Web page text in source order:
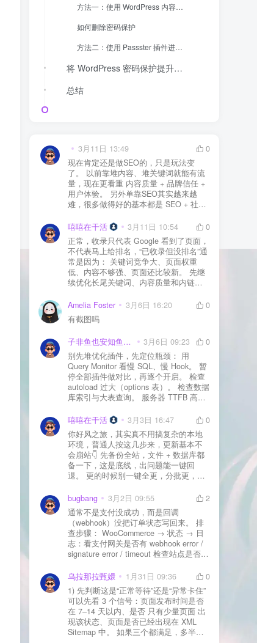
方法一：使用 WordPress 内容编辑器实现密码保护
如何删除密码保护
方法二：使用 Passster 插件进行高级密码保护
将 WordPress 密码保护提升到新水平
总结
3月11日 13:49
0
现在肯定还是做SEO的，只是玩法变
了。 以前靠堆内容、堆关键词就能有流
量，现在更看重 内容质量 + 品牌信任 +
用户体验。 另外单靠SEO其实越来越
难，很多做得好的基本都是 SEO + 社媒
质还是一个长期获客渠道，但不能再当
成唯一渠道了。
嘻嘻在干活 3月11日 10:54
0
正常，收录只代表 Google 看到了页面，
不代表马上给排名，“已收录但没排名”通
常是因为： 关键词竞争大、页面权重
低、内容不够强、页面还比较新。 先继
续优化长尾关键词、内容质量和内链，
Amelia Foster
3月6日 16:20
0
有截图吗
子非鱼也安知鱼之乐 3月6日 09:23
0
别先堆优化插件，先定位瓶颈： 用
Query Monitor 看慢 SQL、慢 Hook。 暂
停全部插件做对比，再逐个开启。 检查
autoload 过大（options 表）。 检查数据
库索引与大表查询。 服务器 TTFB 高就
嘻嘻在干活
3月3日 16:47
0
你好风之旅，其实真不用搞复杂的本地
环境，普通人按这几步来，更新基本不
会崩站👇 先备份全站，文件 + 数据库都
备一下，这是底线，出问题能一键回
退。 更的时候别一键全更，分批更，先
立刻清缓存，去前台检查首页、文章
页、按钮、表单这些关键位置。 最好再
装个支持版本回滚的插件，万一崩了，
一秒切回旧版。 总结来说：先备份、分
批更、更完查、留退路，稳得很✅😎希望
能帮到你
bugbang 3月2日 09:55
2
通常不是支付没成功，而是回调
（webhook）没把订单状态写回来。 排
查步骤： WooCommerce → 状态 → 日
志：看支付网关是否有 webhook error /
signature error / timeout 检查站点是否被
全插件） 检查是否启用了“缓存结账页/接
口路径”（结账页和回调接口不应缓存）
看服务器错误日志是否有 500/致命错误
导致回调执行中断 解决方案： 放行 wp-
json、wc-api、支付网关回调 URL（按网
关文档配置） 关闭结账页的缓存与 JS
合并压缩测试一次 若使用 Cloudflare：
乌拉那拉甄嬛 1月31日 09:36
0
1) 先判断这是“正常等待”还是“异常卡住”
可以先看 3 个信号：页面发布时间是否
在 7–14 天以内、是否 只有少量页面 出
现该状态、页面是否已经出现在 XML
Sitemap 中。 如果三个都满足，多半属